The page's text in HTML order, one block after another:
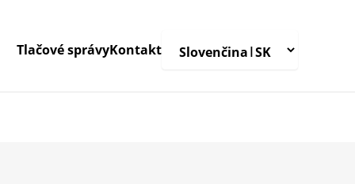
Tlačové správyKontakt